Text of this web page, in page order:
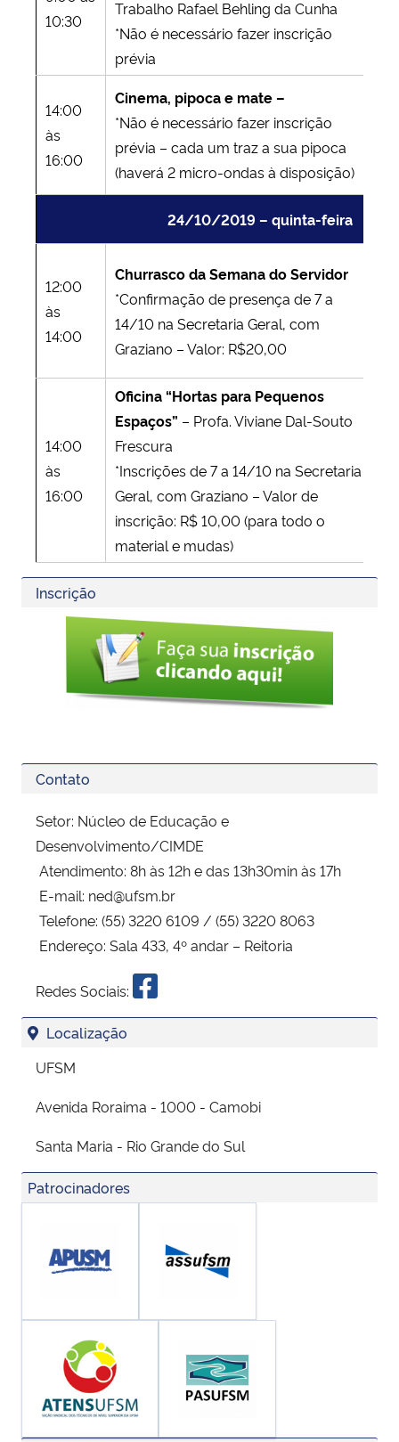
10:30
Trabalho Rafael Behling da Cunha
*Não é necessário fazer inscrição
prévia
14:00
às
16:00
Cinema, pipoca e mate –
*Não é necessário fazer inscrição
prévia – cada um traz a sua pipoca
(haverá 2 micro-ondas à disposição)
24/10/2019 – quinta-feira
12:00
às
14:00
Churrasco da Semana do Servidor
*Confirmação de presença de 7 a
14/10 na Secretaria Geral, com
Graziano – Valor: R$20,00
14:00
às
16:00
Oficina “Hortas para Pequenos
Espaços” – Profa. Viviane Dal-Souto
Frescura
*Inscrições de 7 a 14/10 na Secretaria
Geral, com Graziano – Valor de
inscrição: R$ 10,00 (para todo o
material e mudas)
Inscrição
Contato
Setor: Núcleo de Educação e
Desenvolvimento/CIMDE
Atendimento: 8h às 12h e das 13h30min às 17h
E-mail: ned@ufsm.br
Telefone: (55) 3220 6109 / (55) 3220 8063
Endereço: Sala 433, 4º andar – Reitoria
Redes Sociais:
Localização
UFSM
Avenida Roraima - 1000 - Camobi
Santa Maria - Rio Grande do Sul
Patrocinadores